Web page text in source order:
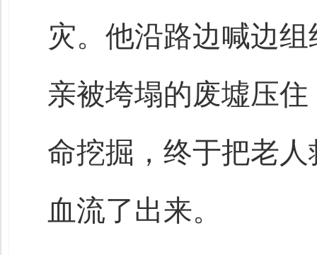
灾。他沿路边喊边
亲被垮塌的废墟压
命挖掘，终于把老
血流了出来。